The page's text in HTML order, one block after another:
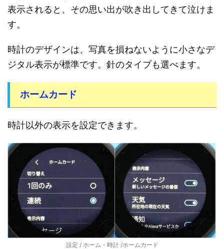
表示されると、その思い出が吹き出してきて泣けま
す。
時計のデザインは、写真を損ねないように小さなデ
ジタル表示が標準です。針のタイプも選べます。
ホームカード
時計以外の表示を設定できます。
設定 / ホーム・時計 /ホームカード